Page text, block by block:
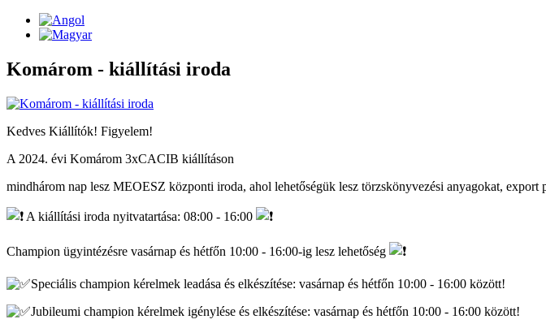
Komárom - kiállítási iroda
Kedves Kiállítók! Figyelem!
A 2024. évi Komárom 3xCACIB kiállításon
mindhárom nap lesz MEOESZ központi iroda, ahol lehetőségük lesz törzskönyvezési anyagokat, export
A kiállítási iroda nyitvatartása: 08:00 - 16:00
Champion ügyintézésre vasárnap és hétfőn 10:00 - 16:00-ig lesz lehetőség
Speciális champion kérelmek leadása és elkészítése: vasárnap és hétfőn 10:00 - 16:00 között!
Jubileumi champion kérelmek igénylése és elkészítése: vasárnap és hétfőn 10:00 - 16:00 között!